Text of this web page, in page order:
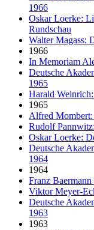
1966
Oskar Loerke:
Rundschau
Walter Magass:
1966
In Memoriam
Deutsche
1965
Harald
1965
Alfred Mombert:
Rudolf
Oskar Loerke:
Deutsche
1964
1964
Franz
Viktor Meyer-
Deutsche
1963
1963